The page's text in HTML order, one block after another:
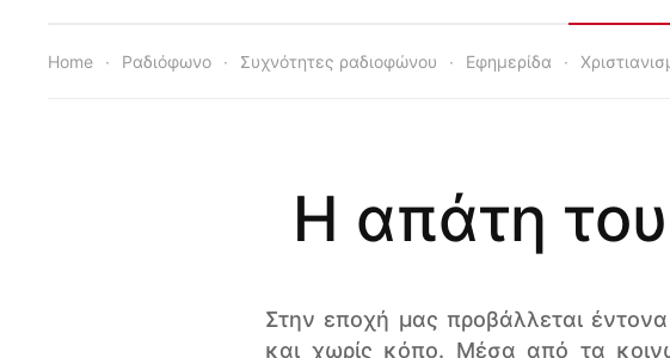
Home Ραδιόφωνο Συχνότητες ραδιοφώνου Εφημερίδα
Η απάτη
Στην εποχή μας προβάλλεται
και χωρίς κόπο. Μέσα από τα